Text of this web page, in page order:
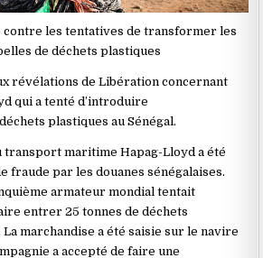
contre les tentatives de transformer les
de déchets plastiques
révélations de Libération concernant
qui a tenté d’introduire
plastiques au Sénégal.
transport maritime Hapag-Lloyd a été
fraude par les douanes sénégalaises.
armateur mondial tentait
entrer 25 tonnes de déchets
La marchandise a été saisie sur le navire
a accepté de faire une